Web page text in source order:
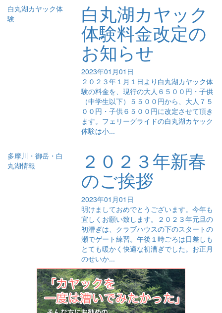
白丸湖カヤック体
験
白丸湖カヤック
体験料金改定の
お知らせ
2023年01月01日
２０２３年１月１日より白丸湖カヤック体
験の料金を、現行の大人６５００円・子供
（中学生以下）５５００円から、大人７５
００円・子供６５００円に改定させて頂き
ます。フェリーグライドの白丸湖カヤック
体験は小...
多摩川・御岳・白
丸湖情報
２０２３年新春
のご挨拶
2023年01月01日
明けましておめでとうございます。今年も
宜しくお願い致します。２０２３年元旦の
初漕ぎは、クラブハウスの下のスタートの
瀬でゲート練習。午後１時ごろは日差しも
とても暖かく快適な初漕ぎでした。お正月
のせいか...